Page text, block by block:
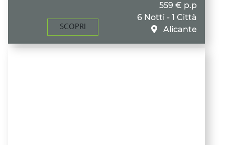
SCOPRI
559 € p.p
6 Notti - 1 Città
Alicante